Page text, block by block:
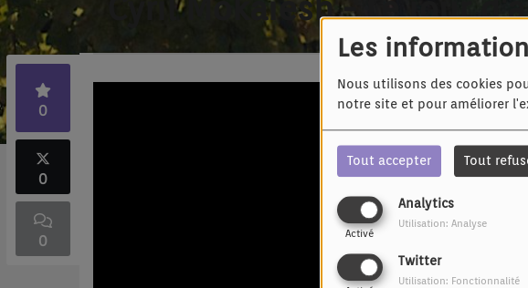
Les
Nous utilisons des cookies
notre site et pour améliorer
Tout accepter Tout
Analytics
Activé
Utilisation: Analyse
Twitter
Utilisation: Fonctionnalité
0
0
0